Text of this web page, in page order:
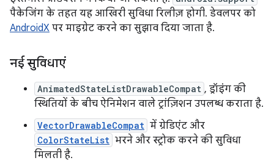
पैकेजिंग के तहत यह आखिरी सुविधा रिलीज़ होगी. डेवलपर को
AndroidX पर माइग्रेट करने का सुझाव दिया जाता है.
नई सुविधाएं
AnimatedStateListDrawableCompat , ड्रॉइंग की
स्थितियों के बीच ऐनिमेशन वाले ट्रांज़िशन उपलब्ध कराता है.
VectorDrawableCompat में ग्रेडिएंट और
ColorStateList भरने और स्ट्रोक करने की सुविधा
मिलती है.